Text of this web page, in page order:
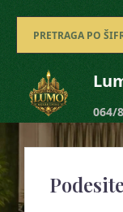
064/